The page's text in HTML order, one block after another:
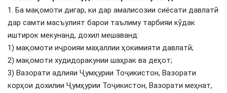
1. Ба мақомоти дигар, ки дар амалисозии сиёсати давлатӣ
дар самти масъулият барои таълиму тарбияи кӯдак
иштирок мекунанд, дохил мешаванд:
1) мақомоти иҷроияи маҳаллии ҳокимияти давлатӣ;
2) мақомоти худидоракунии шаҳрак ва деҳот;
3) Вазорати адлияи Ҷумҳурии Тоҷикистон, Вазорати
корҳои дохилии Ҷумҳурии Тоҷикистон, Вазорати меҳнат,